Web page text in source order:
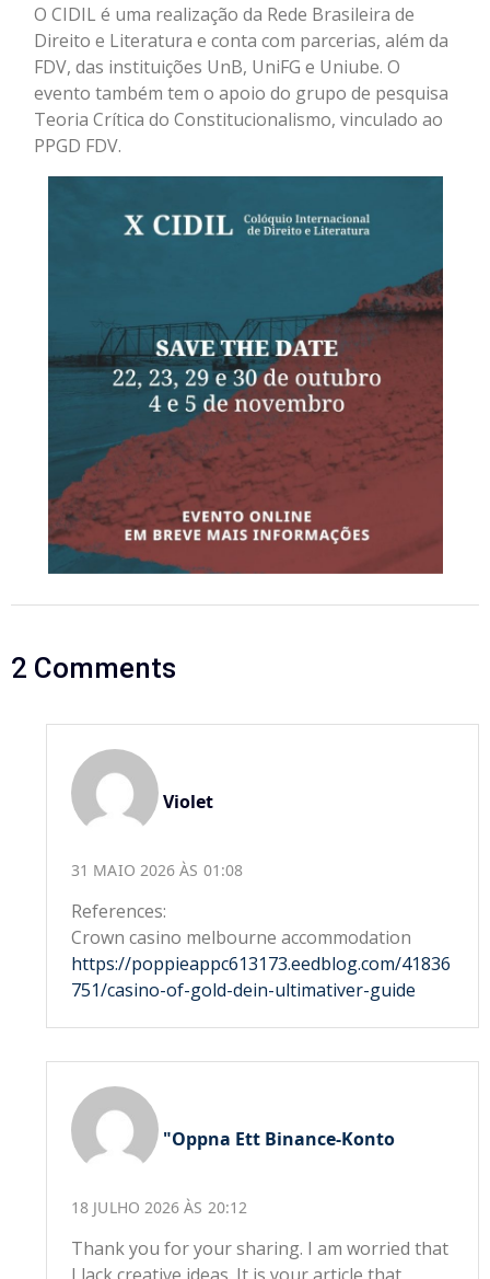
O CIDIL é uma realização da Rede Brasileira de
Direito e Literatura e conta com parcerias, além da
FDV, das instituições UnB, UniFG e Uniube. O
evento também tem o apoio do grupo de pesquisa
Teoria Crítica do Constitucionalismo, vinculado ao
PPGD FDV.
2 Comments
Violet
31 MAIO 2026 ÀS 01:08
References:
Crown casino melbourne accommodation
https://poppieappc613173.eedblog.com/41836
751/casino-of-gold-dein-ultimativer-guide
"oppna Ett Binance-Konto
18 JULHO 2026 ÀS 20:12
Thank you for your sharing. I am worried that